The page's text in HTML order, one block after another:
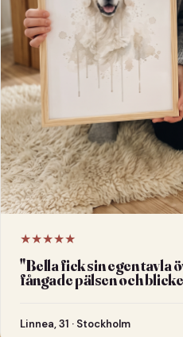
★★★★★
"Bella fick sin egen tavla
fångade pälsen och
Linnea, 31 · Stockholm